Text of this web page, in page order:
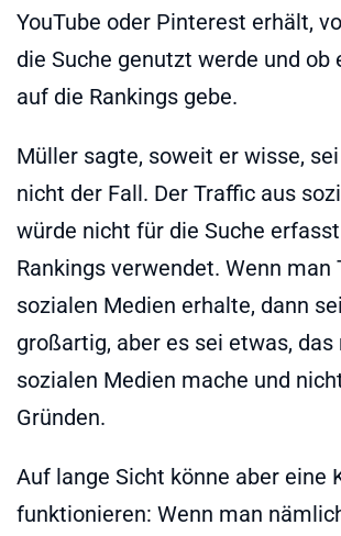
YouTube oder Pinterest erhält,
die Suche genutzt werde und ob
auf die Rankings gebe.
Müller sagte, soweit er wisse,
nicht der Fall. Der Traffic aus
würde nicht für die Suche
Rankings verwendet. Wenn man
sozialen Medien erhalte, dann
großartig, aber es sei etwas,
sozialen Medien mache und
Gründen.
Auf lange Sicht könne aber eine
funktionieren: Wenn man